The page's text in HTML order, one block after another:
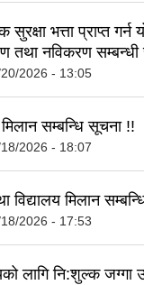
सुरक्षा भत्ता प्राप्त गर्न
तथा नविकरण
2026 - 13:05
मिलान सम्बन्धि सूचना !!
2026 - 18:07
विद्यालय मिलान
2026 - 17:53
लागि नि:शुल्क जग्गा